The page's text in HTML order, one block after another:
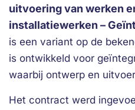
uitvoering van werken
installatiewerken –
is een variant op de
is ontwikkeld voor
waarbij ontwerp en
Het contract werd